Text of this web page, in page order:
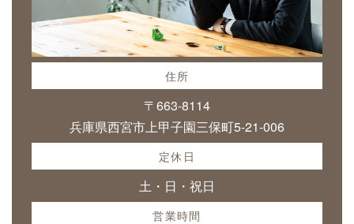
住所
〒663-8114
兵庫県西宮市上甲子園三保町5-21-006
定休日
土・日・祝日
営業時間